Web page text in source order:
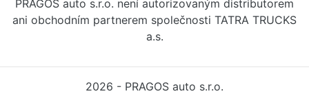
PRAGOS auto s.r.o. není autorizovaným distributorem
ani obchodním partnerem společnosti TATRA TRUCKS
a.s.
2026 - PRAGOS auto s.r.o.